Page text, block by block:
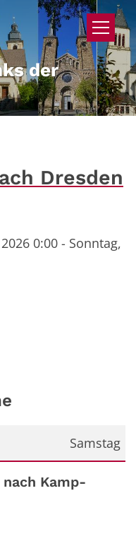
der
Dresden
0:00 - Sonntag,
Samstag
Kamp-